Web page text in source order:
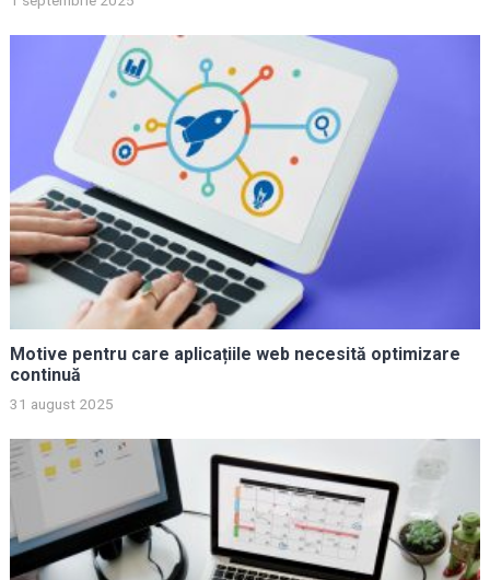
Motive pentru care aplicațiile web necesită optimizare
continuă
31 august 2025